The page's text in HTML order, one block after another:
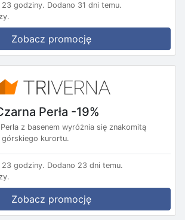
23 godziny. Dodano 31 dni temu.
Zobacz promocję
Perła -19%
z basenem wyróżnia się znakomitą
kurortu.
23 godziny. Dodano 23 dni temu.
Zobacz promocję